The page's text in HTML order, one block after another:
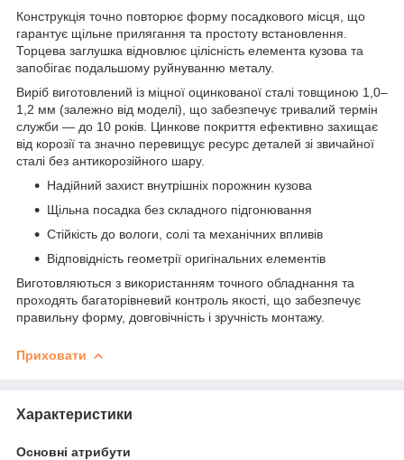
Конструкція точно повторює форму посадкового місця, що
гарантує щільне прилягання та простоту встановлення.
Торцева заглушка відновлює цілісність елемента кузова та
запобігає подальшому руйнуванню металу.
Виріб виготовлений із міцної оцинкованої сталі товщиною 1,0–
1,2 мм (залежно від моделі), що забезпечує тривалий термін
служби — до 10 років. Цинкове покриття ефективно захищає
від корозії та значно перевищує ресурс деталей зі звичайної
сталі без антикорозійного шару.
Надійний захист внутрішніх порожнин кузова
Щільна посадка без складного підгонювання
Стійкість до вологи, солі та механічних впливів
Відповідність геометрії оригінальних елементів
Виготовляються з використанням точного обладнання та
проходять багаторівневий контроль якості, що забезпечує
правильну форму, довговічність і зручність монтажу.
Приховати
Характеристики
Основні атрибути